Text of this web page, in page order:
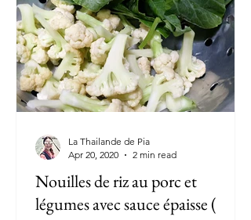
Nouilles de riz au porc et
légumes avec sauce épaisse (
La Thailande de Pia
Apr 20, 2020
2 min read